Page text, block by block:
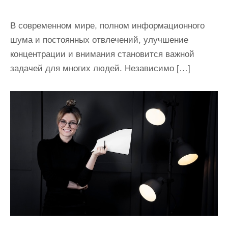
В современном мире, полном информационного
шума и постоянных отвлечений, улучшение
концентрации и внимания становится важной
задачей для многих людей. Независимо […]